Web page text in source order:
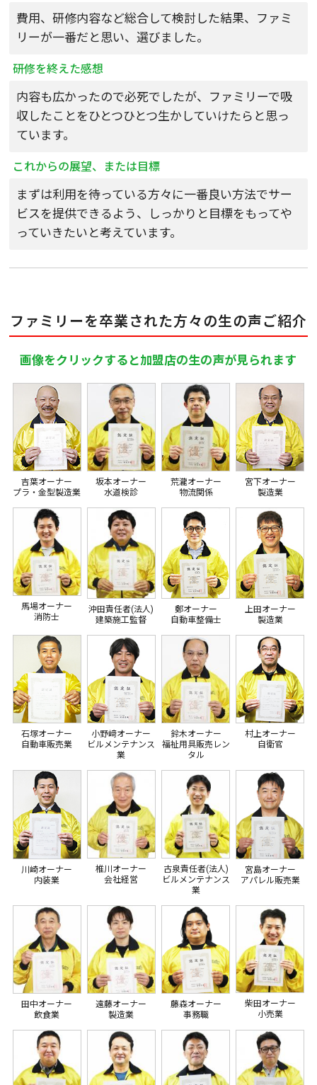
費用、研修内容など総合して検討した結果、ファミ
リーが一番だと思い、選びました。
研修を終えた感想
内容も広かったので必死でしたが、ファミリーで吸
収したことをひとつひとつ生かしていけたらと思っ
ています。
これからの展望、または目標
まずは利用を待っている方々に一番良い方法でサー
ビスを提供できるよう、しっかりと目標をもってや
っていきたいと考えています。
ファミリーを卒業された方々の生の声ご紹介
画像をクリックすると加盟店の生の声が見られます
吉葉オーナー
プラ・金型製造業
坂本オーナー
水道検診
荒瀧オーナー
物流関係
宮下オーナー
製造業
馬場オーナー
消防士
沖田責任者(法人)
建築施工監督
鄭オーナー
自動車整備士
上田オーナー
製造業
石塚オーナー
自動車販売業
小野﨑オーナー
ビルメンテナンス
業
鈴木オーナー
福祉用具販売レン
タル
村上オーナー
自衛官
川崎オーナー
内装業
椎川オーナー
会社経営
古泉責任者(法人)
ビルメンテナンス
業
宮島オーナー
アパレル販売業
田中オーナー
飲食業
遠藤オーナー
製造業
藤森オーナー
事務職
柴田オーナー
小売業